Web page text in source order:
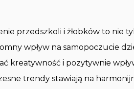
przedszkoli i żłobków to nie
wpływ na samopoczucie
kreatywność i pozytywnie
trendy stawiają na